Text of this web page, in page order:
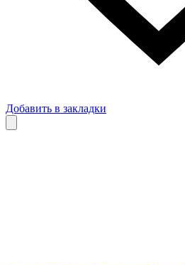
Добавить в закладки